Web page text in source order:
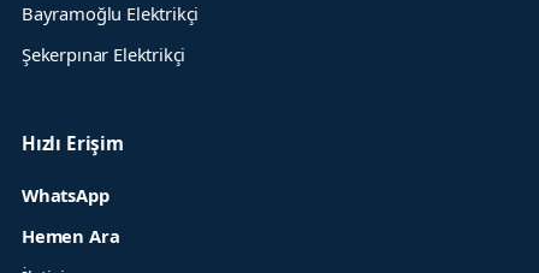
Bayramoğlu Elektrikçi
Şekerpınar Elektrikçi
Hızlı Erişim
WhatsApp
Hemen Ara